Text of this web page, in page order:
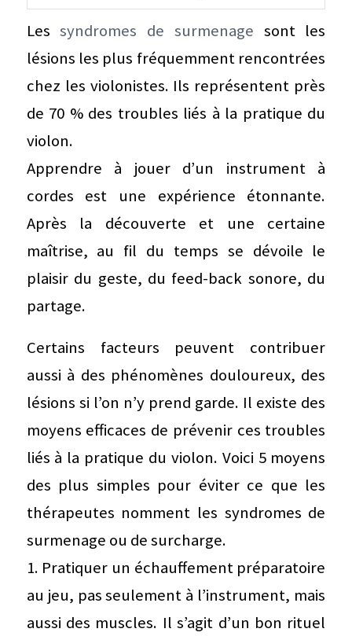
Lessyndromes de surmenage sont les
lésions les plus fréquemment rencontrées
chez les violonistes. Ils représentent près
de 70 % des troubles liés à la pratique du
violon.
Apprendre à jouer d’un instrument à
cordes est une expérience étonnante.
Après la découverte et une certaine
maîtrise, au fil du temps se dévoile le
plaisir du geste, du feed-back sonore, du
partage.
Certains facteurs peuvent contribuer
aussi à des phénomènes douloureux, des
lésions si l’on n’y prend garde. Il existe des
moyens efficaces de prévenir ces troubles
liés à la pratique du violon. Voici 5 moyens
des plus simples pour éviter ce que les
thérapeutes nomment les syndromes de
surmenage ou de surcharge.
1. Pratiquer un échauffement préparatoire
au jeu, pas seulement à l’instrument, mais
aussi des muscles. Il s’agit d’un bon rituel